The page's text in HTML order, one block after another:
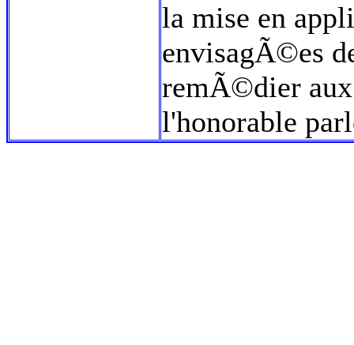
la mise en
envisagÃ©es
remÃ©dier
l'honorable